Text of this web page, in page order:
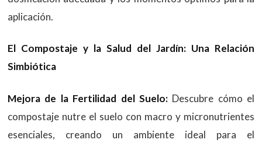
aplicación.
El Compostaje y la Salud del Jardín: Una Relación
Simbiótica
Mejora de la Fertilidad del Suelo: Descubre cómo el
compostaje nutre el suelo con macro y micronutrientes
esenciales, creando un ambiente ideal para el